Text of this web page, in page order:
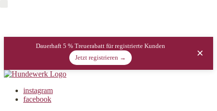
Dauerhaft 5 % Treuerabatt für registrierte Kunden
Jetzt registrieren →
×
instagram
facebook